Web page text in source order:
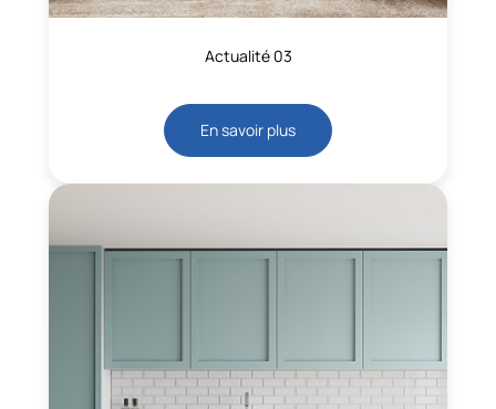
Actualité 03
En savoir plus